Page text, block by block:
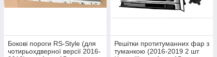
Бокові пороги RS-Style (для
чотирьохдверної версії 2016-
Решітки протитуманних фар з
туманкою (2016-2019 2 шт